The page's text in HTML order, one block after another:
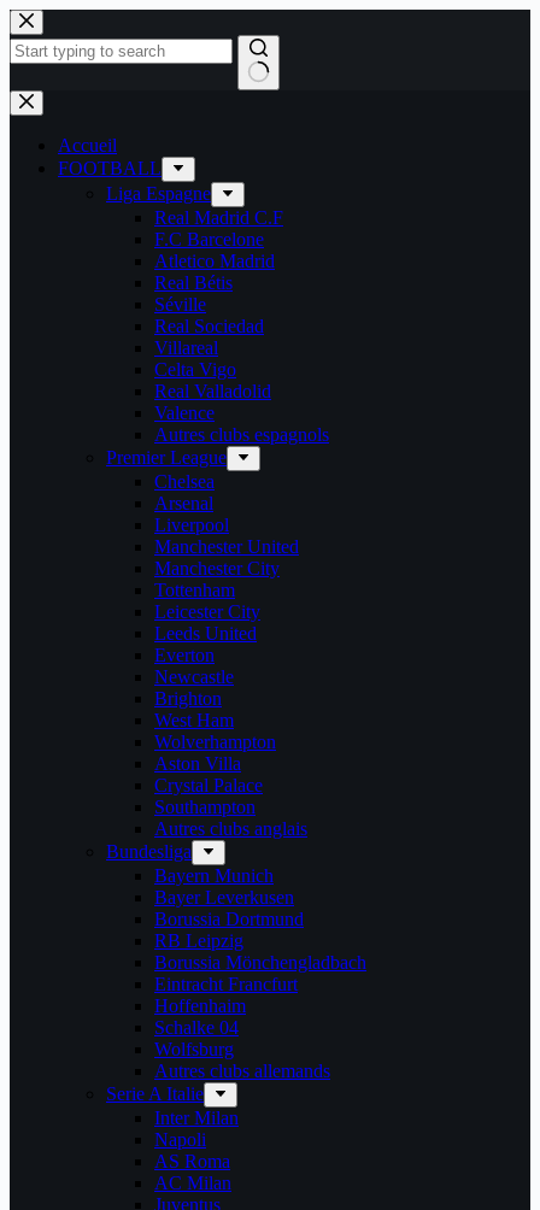
Passer
au
contenu
Aucun
résultat
Accueil
FOOTBALL
Liga Espagne
Real Madrid C.F
F.C Barcelone
Atletico Madrid
Real Bétis
Séville
Real Sociedad
Villareal
Celta Vigo
Real Valladolid
Valence
Autres clubs espagnols
Premier League
Chelsea
Arsenal
Liverpool
Manchester United
Manchester City
Tottenham
Leicester City
Leeds United
Everton
Newcastle
Brighton
West Ham
Wolverhampton
Aston Villa
Crystal Palace
Southampton
Autres clubs anglais
Bundesliga
Bayern Munich
Bayer Leverkusen
Borussia Dortmund
RB Leipzig
Borussia Mönchengladbach
Eintracht Francfurt
Hoffenhaim
Schalke 04
Wolfsburg
Autres clubs allemands
Serie A Italie
Inter Milan
Napoli
AS Roma
AC Milan
Juventus